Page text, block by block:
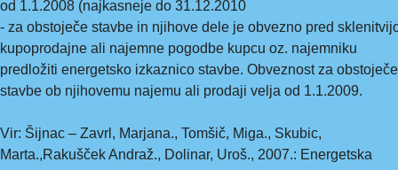
od 1.1.2008 (najkasneje do 31.12.2010
- za obstoječe stavbe in njihove dele je obvezno pred
kupoprodajne ali najemne pogodbe kupcu oz. najemniku
predložiti energetsko izkaznico stavbe. Obveznost za obstoječe
stavbe ob njihovemu najemu ali prodaji velja od 1.1.2009.
Vir: Šijnac – Zavrl, Marjana., Tomšič, Miga., Skubic,
Marta.,Rakušček Andraž., Dolinar, Uroš., 2007.: Energetska